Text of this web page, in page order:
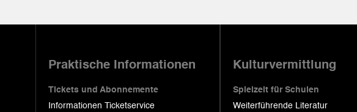
Praktische Informationen
Tickets und Abonnemente
Informationen Ticketservice
Kulturvermittlung
Spielzeit für Schulen
Weiterführende Literatur